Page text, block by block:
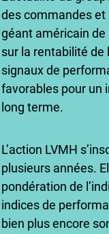
des commandes et
géant américain
sur la rentabilité de
signaux de
favorables pour un
long terme.
L’action LVMH
plusieurs années.
pondération de
indices de
bien plus encore